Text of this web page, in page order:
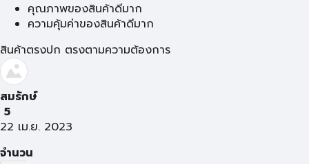
คุณภาพของสินค้าดีมาก
ความคุ้มค่าของสินค้าดีมาก
สินค้าตรงปก​ ตรงตามความต้องการ
สมรักษ์
5
22 เม.ย. 2023
จำนวน